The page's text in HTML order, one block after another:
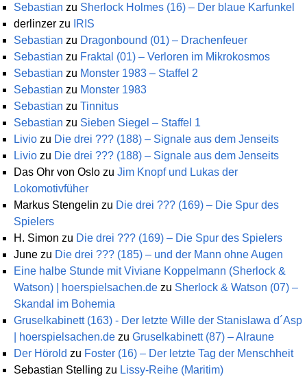
Sebastian zu Sherlock Holmes (16) – Der blaue Karfunkel
derlinzer zu
IRIS
Sebastian zu Dragonbound (01) – Drachenfeuer
Sebastian zu Fraktal (01) – Verloren im Mikrokosmos
Sebastian zu Monster 1983 – Staffel 2
Sebastian zu Monster 1983
Sebastian zu Tinnitus
Sebastian zu Sieben Siegel – Staffel 1
Livio zu Die drei ??? (188) – Signale aus dem Jenseits
Livio zu Die drei ??? (188) – Signale aus dem Jenseits
Das Ohr von Oslo zu Jim Knopf und Lukas der
Lokomotivfüher
Markus Stengelin zu Die drei ??? (169) – Die Spur des
Spielers
H. Simon zu Die drei ??? (169) – Die Spur des Spielers
June zu Die drei ??? (185) – und der Mann ohne Augen
Eine halbe Stunde mit Viviane Koppelmann (Sherlock &
Watson) | hoerspielsachen.de zu Sherlock & Watson (07) –
Skandal im Bohemia
Gruselkabinett (163) - Der letzte Wille der Stanislawa d´Asp
| hoerspielsachen.de zu Gruselkabinett (87) – Alraune
Der Hörold zu Foster (16) – Der letzte Tag der Menschheit
Sebastian Stelling zu Lissy-Reihe (Maritim)